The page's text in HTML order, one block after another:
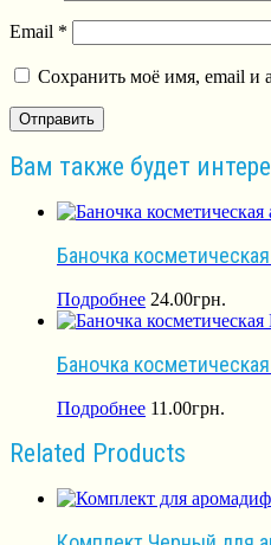
Email *
Сохранить моё имя, email и
Вам также будет
Баночка
Подробнее 24.00грн.
Баночка
Подробнее 11.00грн.
Related Products